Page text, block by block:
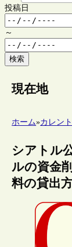
投稿日
～
検索
現在地
ホーム»カレン
シアトル
ルの資金
料の貸出